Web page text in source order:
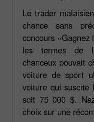
Le trader
chance sans
concours «Gagnez
les termes de
chanceux pouvait
voiture de sport
voiture qui suscite
soit 75 000 $.
choix sur une